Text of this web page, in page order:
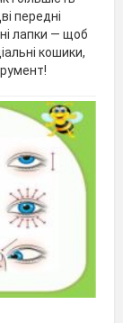
передні
лапки — щоб
кошики,